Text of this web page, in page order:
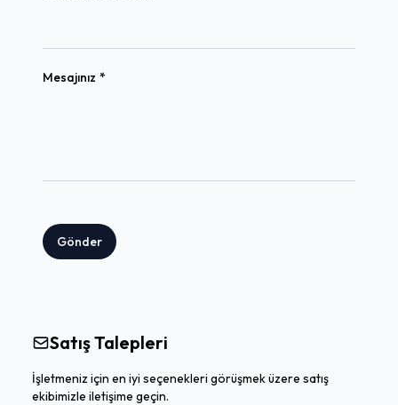
Mesajınız *
Gönder
Satış Talepleri
İşletmeniz için en iyi seçenekleri görüşmek üzere satış
ekibimizle iletişime geçin.